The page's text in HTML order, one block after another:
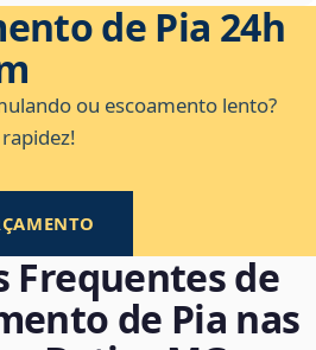
de Pia 24h
ou escoamento lento?
Frequentes de
de Pia nas